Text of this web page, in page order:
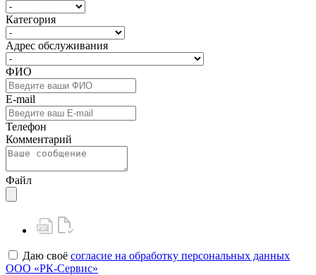
Категория
Адрес обслуживания
ФИО
E-mail
Телефон
Комментарий
Файл
Даю своё согласие на обработку персональных данных
ООО «РК-Сервис»